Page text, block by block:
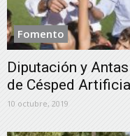
Fomento
Diputación y
de Césped
10 octubre, 2019